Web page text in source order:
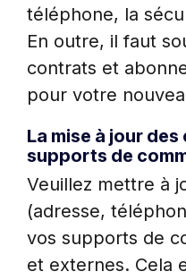
téléphone, la
En outre, il faut
contrats et
pour votre
La mise à jour
supports de
Veuillez mettre à
(adresse,
vos supports de
et externes. Cela